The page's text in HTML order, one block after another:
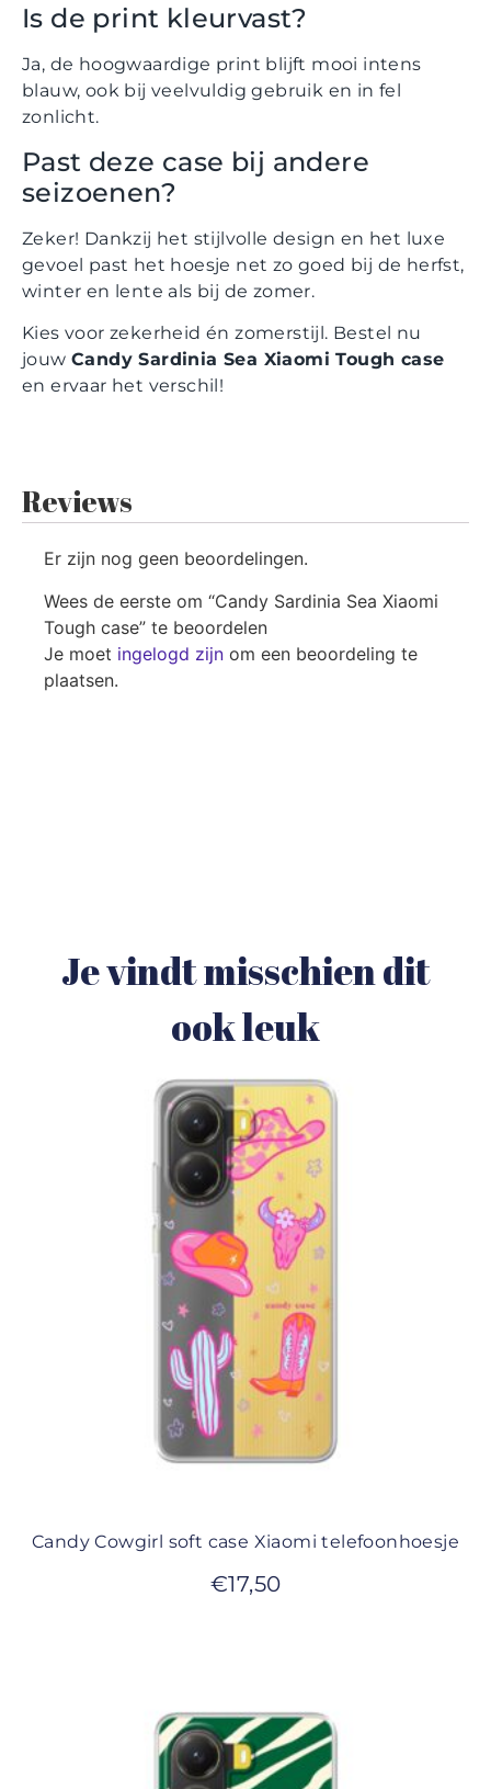
Is de print kleurvast?
Ja, de hoogwaardige print blijft mooi intens
blauw, ook bij veelvuldig gebruik en in fel
zonlicht.
Past deze case bij andere
seizoenen?
Zeker! Dankzij het stijlvolle design en het luxe
gevoel past het hoesje net zo goed bij de herfst,
winter en lente als bij de zomer.
Kies voor zekerheid én zomerstijl. Bestel nu
jouw Candy Sardinia Sea Xiaomi Tough case
en ervaar het verschil!
Reviews
Er zijn nog geen beoordelingen.
Wees de eerste om “Candy Sardinia Sea Xiaomi
Tough case” te beoordelen
Je moet ingelogd zijn om een beoordeling te
plaatsen.
Je vindt misschien dit
ook leuk
Candy Cowgirl soft case Xiaomi telefoonhoesje
€17,50